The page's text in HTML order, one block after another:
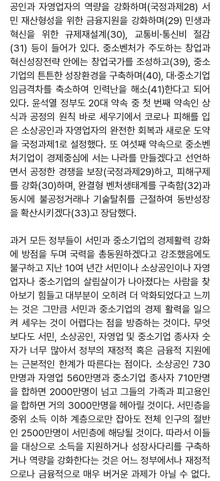
공인과 자영업자의 역량을 강화하며(국정과제28) 서
민 재산형성을 위한 금융지원을 강화하며(29) 민생과
혁신을 위한 규제재설계(30), 교통비·통신비 절감
(31) 등이 들어가 있다. 중소벤처가 주도하는 창업과
혁신성장전략 안에는 창업국가를 조성하고(39), 중소
기업의 튼튼한 성장환경을 구축하며(40), 대·중소기업
임금격차를 축소하여 인력난을 해소(41)한다고 되어
있다. 윤석열 정부도 20대 약속 중 첫 번째 약속인 상
식과 공정의 원칙 바로 세우기에서 코로나 피해를 입
은 소상공인과 자영업자의 완전한 회복과 새로운 도약
을 국정과제1로 설정했다. 또 여섯째 약속으로 중소벤
처기업이 경제중심에 서는 나라를 만들겠다고 선언하
면서 공정한 경쟁을 보장(국정과제29)하고, 피해구제
를 강화(30)하며, 완결형 벤처생태계를 구축함(32)과
동시에 불공정거래나 기술탈취를 근절하여 동반성장
을 확산시키겠다(33)고 장담했다.
과거 모든 정부들이 서민과 중소기업의 경제활력 강화
에 방점을 두며 국력을 총동원하겠다고 강조했음에도
불구하고 지난 10여 년간 서민이나 소상공인이나 자영
업자나 중소기업의 살림살이가 나아졌다는 사람을 찾
아보기 힘들고 대부분이 오히려 더 악화되었다고 느끼
는 것은 그만큼 서민과 중소기업의 경제 활력을 일으
켜 세우는 것이 어렵다는 점을 방증하는 것이다. 무엇
보다도 서민, 소상공인, 자영업 및 중소기업 종사자 숫
자가 너무 많아서 정부의 재정적 혹은 금융적 지원에
는 근본적인 한계가 따른다는 점이다. 소상공인 730
만명과 자영업 560만명과 중소기업 종사자 710만명
을 합하면 2000만명이 넘고 그들의 가족과 피고용인
을 합하면 거의 3000만명을 헤아릴 것이다. 서민층을
중위 소득 이하 계층으로만 잡아도 전체 인구의 절반
인 2500만명이 서민층에 해당될 것이다. 따라서 이들
을 대상으로 소득을 지원하거나 성장사다리를 구축하
거나 역량을 강화한다는 것은 어느 정부에서나 재정적
으로나 금융적으로 매우 버거운 과제가 아닐 수 없다.